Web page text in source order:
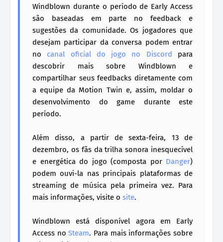
Windblown durante o período de Early Access
são baseadas em parte no feedback e
sugestões da comunidade. Os jogadores que
desejam participar da conversa podem entrar
no canal oficial do jogo no Discord para
descobrir mais sobre Windblown e
compartilhar seus feedbacks diretamente com
a equipe da Motion Twin e, assim, moldar o
desenvolvimento do game durante este
período.
Além disso, a partir de sexta-feira, 13 de
dezembro, os fãs da trilha sonora inesquecível
e energética do jogo (composta por Danger)
podem ouvi-la nas principais plataformas de
streaming de música pela primeira vez. Para
mais informações, visite o site.
Windblown está disponível agora em Early
Access noSteam. Para mais informações sobre